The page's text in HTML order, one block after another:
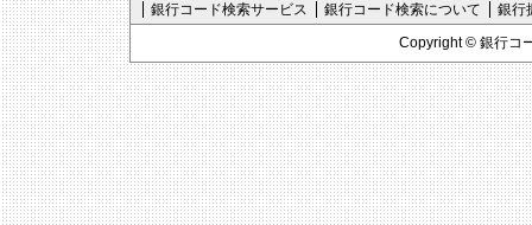
銀行コード検索サービス 銀行コード検索について
銀行
Copyright © 銀行コ